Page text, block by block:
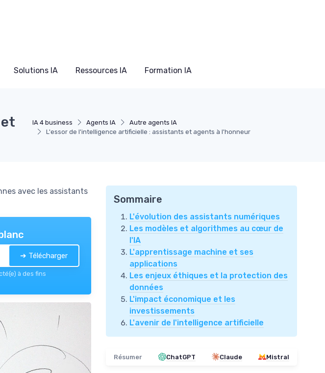
Solutions IA Ressources IA Formation IA
IA 4 business Agents IA
Autre agents IA
L'essor de l'intelligence artificielle : assistants et agents à l'honneur
avec les assistants
➔ Télécharger
à des fins
Sommaire
L'évolution des assistants numériques
Les modèles et algorithmes au cœur de
l'IA
L'apprentissage machine et ses
applications
Les enjeux éthiques et la protection des
données
L'impact économique et les
investissements
L'avenir de l'intelligence artificielle
Résumer ChatGPT Claude Mistral